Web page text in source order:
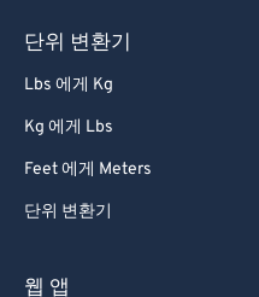
단위 변환기
Lbs 에게 Kg
Kg 에게 Lbs
Feet 에게 Meters
단위 변환기
웹 앱